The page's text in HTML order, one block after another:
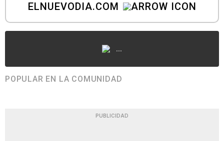
ELNUEVODIA.COM
...
POPULAR EN LA COMUNIDAD
PUBLICIDAD